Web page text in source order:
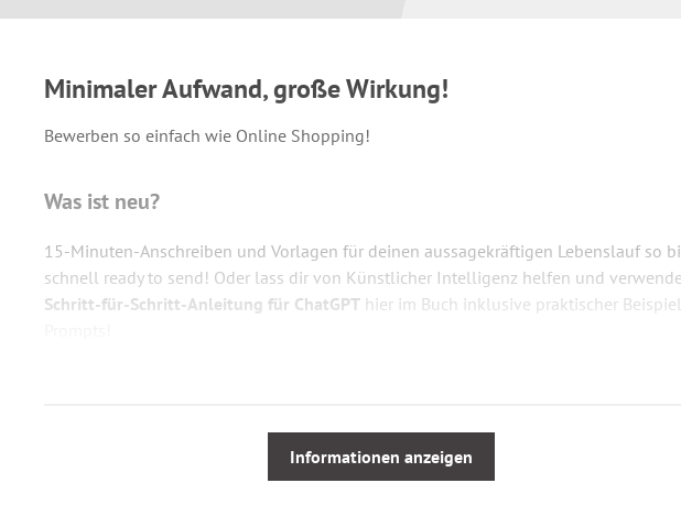
Minimaler Aufwand, große Wirkung!
Bewerben so einfach wie Online Shopping!
Was ist neu?
15-Minuten-Anschreiben und Vorlagen für deinen aussagekräftigen Lebenslauf so
schnell ready to send! Oder lass dir von Künstlicher Intelligenz helfen und
Schritt-für-Schritt-Anleitung für ChatGPT hier im Buch inklusive praktischer
Informationen anzeigen